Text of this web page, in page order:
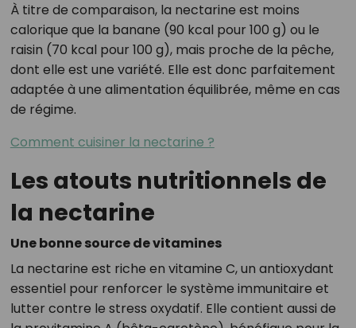
À titre de comparaison, la nectarine est moins
calorique que la banane (90 kcal pour 100 g) ou le
raisin (70 kcal pour 100 g), mais proche de la pêche,
dont elle est une variété. Elle est donc parfaitement
adaptée à une alimentation équilibrée, même en cas
de régime.
Comment cuisiner la nectarine ?
Les atouts nutritionnels de
la nectarine
Une bonne source de vitamines
La nectarine est riche en vitamine C, un antioxydant
essentiel pour renforcer le système immunitaire et
lutter contre le stress oxydatif. Elle contient aussi de